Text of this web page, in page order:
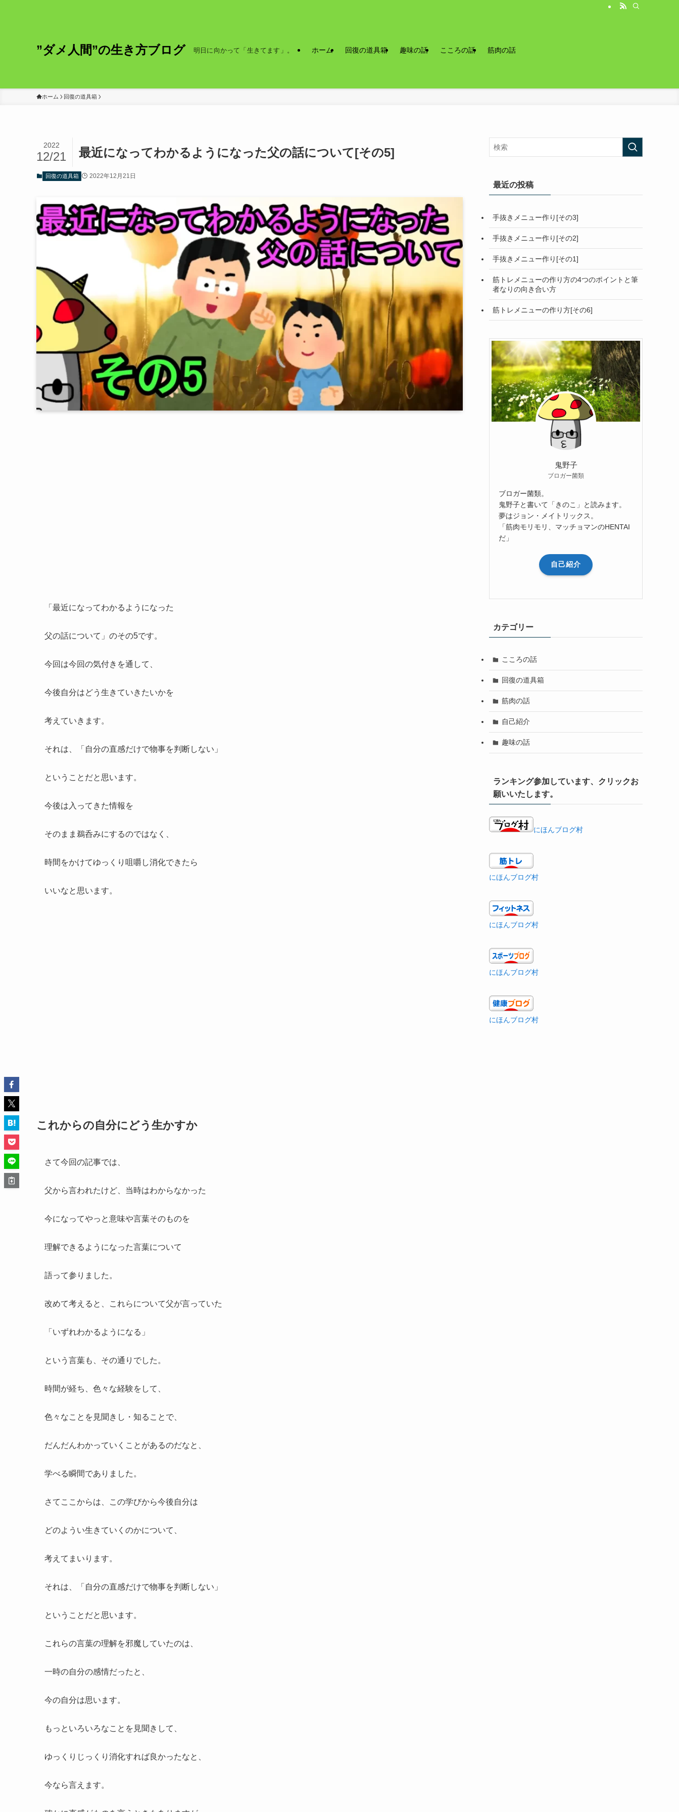
”ダメ人間”の生き方ブログ 明日に向かって「生きてます」。 ホーム 回復の道具箱 趣味の話 こころの話 筋肉の話
ホーム 回復の道具箱
最近になってわかるようになった父の話について[その5]
2022
12/21
回復の道具箱 2022年12月21日
「最近になってわかるようになった
父の話について」のその5です。
今回は今回の気付きを通して、
今後自分はどう生きていきたいかを
考えていきます。
それは、「自分の直感だけで物事を判断しない」
ということだと思います。
今後は入ってきた情報を
そのまま鵜呑みにするのではなく、
時間をかけてゆっくり咀嚼し消化できたら
いいなと思います。
これからの自分にどう生かすか
さて今回の記事では、
父から言われたけど、当時はわからなかった
今になってやっと意味や言葉そのものを
理解できるようになった言葉について
語って参りました。
改めて考えると、これらについて父が言っていた
「いずれわかるようになる」
という言葉も、その通りでした。
時間が経ち、色々な経験をして、
色々なことを見聞きし・知ることで、
だんだんわかっていくことがあるのだなと、
学べる瞬間でありました。
さてここからは、この学びから今後自分は
どのようい生きていくのかについて、
考えてまいります。
それは、「自分の直感だけで物事を判断しない」
ということだと思います。
これらの言葉の理解を邪魔していたのは、
一時の自分の感情だったと、
今の自分は思います。
もっといろいろなことを見聞きして、
ゆっくりじっくり消化すれば良かったなと、
今なら言えます。
最近の投稿
手抜きメニュー作り[その3]
手抜きメニュー作り[その2]
手抜きメニュー作り[その1]
筋トレメニューの作り方の4つのポイントと筆
者なりの向き合い方
筋トレメニューの作り方[その6]
鬼野子
ブロガー菌類
ブロガー菌類。
鬼野子と書いて「きのこ」と読みます。
夢はジョン・メイトリックス。
「筋肉モリモリ、マッチョマンのHENTAI
だ」
自己紹介
カテゴリー
こころの話
回復の道具箱
筋肉の話
自己紹介
趣味の話
ランキング参加しています、クリックお
願いいたします。
にほんブログ村
にほんブログ村
にほんブログ村
にほんブログ村
にほんブログ村